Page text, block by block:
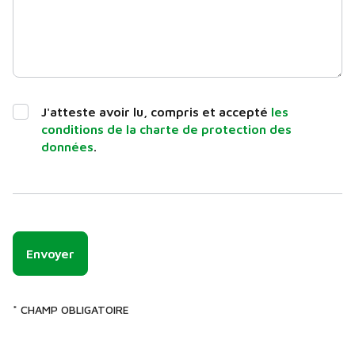
J'atteste avoir lu, compris et accepté les
conditions de la charte de protection des
données.
Envoyer
* CHAMP OBLIGATOIRE